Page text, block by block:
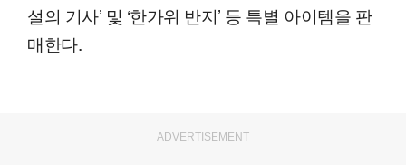
설의 기사’ 및 ‘한가위 반지’ 등 특별 아이템을 판
매한다.
ADVERTISEMENT